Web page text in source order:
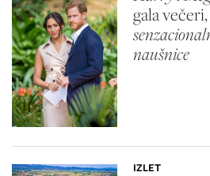
gala
naušnice
IZLET